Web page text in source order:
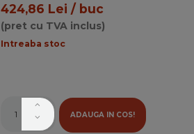
424,86 Lei / buc
(pret cu TVA inclus)
Intreaba stoc
ADAUGA IN COS!